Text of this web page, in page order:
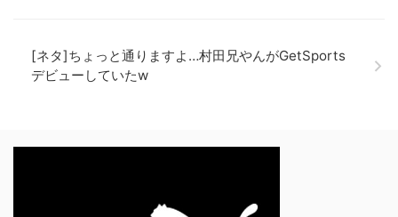
[ネタ]ちょっと通りますよ…村田兄やんがGetSports
デビューしていたw